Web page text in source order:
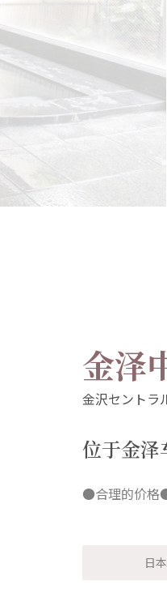
金泽
位于金泽
●合理的价格
日